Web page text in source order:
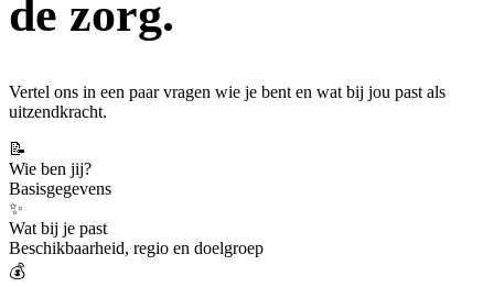
de zorg.
Vertel ons in een paar vragen wie je bent en wat bij jou past als
uitzendkracht.
📝
Wie ben jij?
Basisgegevens
✨
Wat bij je past
Beschikbaarheid, regio en doelgroep
💰